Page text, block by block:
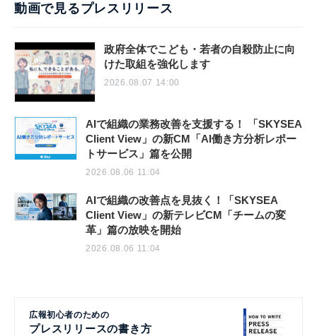
動画で見るプレスリリース
政府全体でこども・若者の自殺防止に向
けた取組を強化します
2026.08.07 14:00
AIで組織の業務改善を支援する！ 「SKYSEA
Client View」の新CM「AI働き方分析レポー
トサービス」篇を公開
2026.08.06 11:04
AIで組織の改善点を見抜く！「SKYSEA
Client View」の新テレビCM「チームの変
革」篇の放映を開始
2026.08.06 11:04
広報初心者のための
プレスリリースの書き方